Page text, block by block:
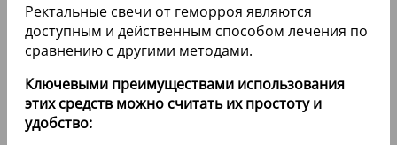
Ректальные свечи от геморроя являются
доступным и действенным способом лечения по
сравнению с другими методами.
Ключевыми преимуществами использования
этих средств можно считать их простоту и
удобство: